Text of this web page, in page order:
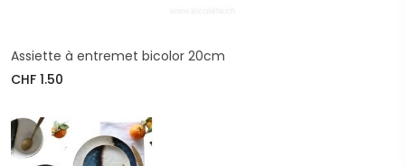
Assiette à entremet bicolor 20cm
CHF 1.50